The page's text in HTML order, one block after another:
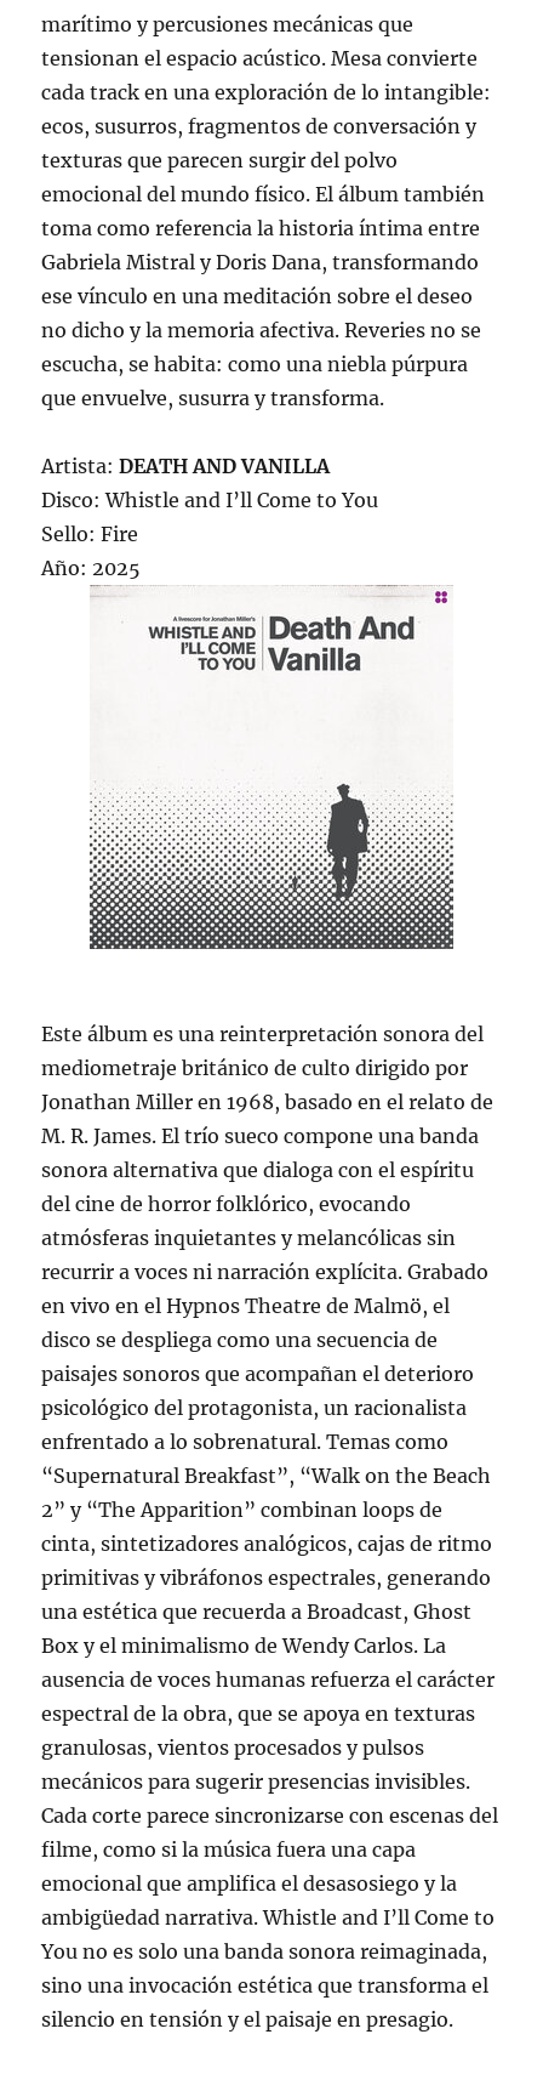
marítimo y percusiones mecánicas que
tensionan el espacio acústico. Mesa convierte
cada track en una exploración de lo intangible:
ecos, susurros, fragmentos de conversación y
texturas que parecen surgir del polvo
emocional del mundo físico. El álbum también
toma como referencia la historia íntima entre
Gabriela Mistral y Doris Dana, transformando
ese vínculo en una meditación sobre el deseo
no dicho y la memoria afectiva. Reveries no se
escucha, se habita: como una niebla púrpura
que envuelve, susurra y transforma.
Artista:DEATH AND VANILLA
Disco: Whistle and I’ll Come to You
Sello: Fire
Año: 2025
Este álbum es una reinterpretación sonora del
mediometraje británico de culto dirigido por
Jonathan Miller en 1968, basado en el relato de
M. R. James. El trío sueco compone una banda
sonora alternativa que dialoga con el espíritu
del cine de horror folklórico, evocando
atmósferas inquietantes y melancólicas sin
recurrir a voces ni narración explícita. Grabado
en vivo en el Hypnos Theatre de Malmö, el
disco se despliega como una secuencia de
paisajes sonoros que acompañan el deterioro
psicológico del protagonista, un racionalista
enfrentado a lo sobrenatural. Temas como
“Supernatural Breakfast”, “Walk on the Beach
2” y “The Apparition” combinan loops de
cinta, sintetizadores analógicos, cajas de ritmo
primitivas y vibráfonos espectrales, generando
una estética que recuerda a Broadcast, Ghost
Box y el minimalismo de Wendy Carlos. La
ausencia de voces humanas refuerza el carácter
espectral de la obra, que se apoya en texturas
granulosas, vientos procesados y pulsos
mecánicos para sugerir presencias invisibles.
Cada corte parece sincronizarse con escenas del
filme, como si la música fuera una capa
emocional que amplifica el desasosiego y la
ambigüedad narrativa. Whistle and I’ll Come to
You no es solo una banda sonora reimaginada,
sino una invocación estética que transforma el
silencio en tensión y el paisaje en presagio.